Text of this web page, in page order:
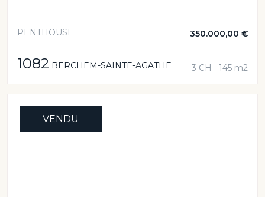
PENTHOUSE 350.000,00 €
1082 BERCHEM-SAINTE-AGATHE 3 CH 145 m2
VENDU